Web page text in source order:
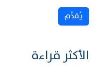
يُقدِّم
الأكثر قراءة